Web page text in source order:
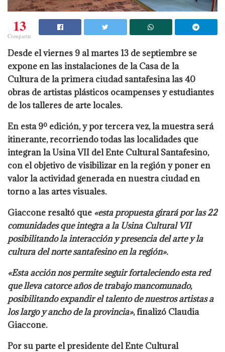
13
Compartir
Desde el viernes 9 al martes 13 de septiembre se
expone en las instalaciones de la Casa de la
Cultura de la primera ciudad santafesina las 40
obras de artistas plásticos ocampenses y estudiantes
de los talleres de arte locales.
En esta 9º edición, y por tercera vez, la muestra será
itinerante, recorriendo todas las localidades que
integran la Usina VII del Ente Cultural Santafesino,
con el objetivo de visibilizar en la región y poner en
valor la actividad generada en nuestra ciudad en
torno a las artes visuales.
Giaccone resaltó que «esta propuesta girará por las 22
comunidades que integra a la Usina Cultural VII
posibilitando la interacción y presencia del arte y la
cultura del norte santafesino en la región».
«Esta acción nos permite seguir fortaleciendo esta red
que lleva catorce años de trabajo mancomunado,
posibilitando expandir el talento de nuestros artistas a
los largo y ancho de la provincia», finalizó Claudia
Giaccone.
Por su parte el presidente del Ente Cultural